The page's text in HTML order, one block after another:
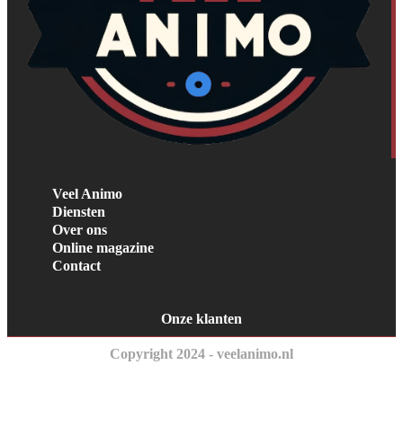
Veel Animo
Diensten
Over ons
Online magazine
Contact
Onze klanten
Copyright 2024 - veelanimo.nl